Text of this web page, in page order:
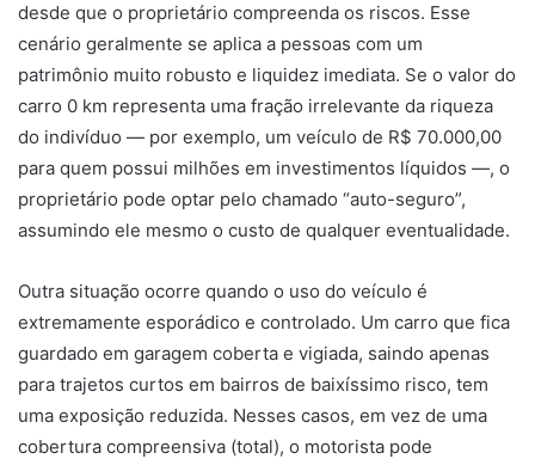
desde que o proprietário compreenda os riscos. Esse
cenário geralmente se aplica a pessoas com um
patrimônio muito robusto e liquidez imediata. Se o valor do
carro 0 km representa uma fração irrelevante da riqueza
do indivíduo — por exemplo, um veículo de R$ 70.000,00
para quem possui milhões em investimentos líquidos —, o
proprietário pode optar pelo chamado “auto-seguro”,
assumindo ele mesmo o custo de qualquer eventualidade.
Outra situação ocorre quando o uso do veículo é
extremamente esporádico e controlado. Um carro que fica
guardado em garagem coberta e vigiada, saindo apenas
para trajetos curtos em bairros de baixíssimo risco, tem
uma exposição reduzida. Nesses casos, em vez de uma
cobertura compreensiva (total), o motorista pode